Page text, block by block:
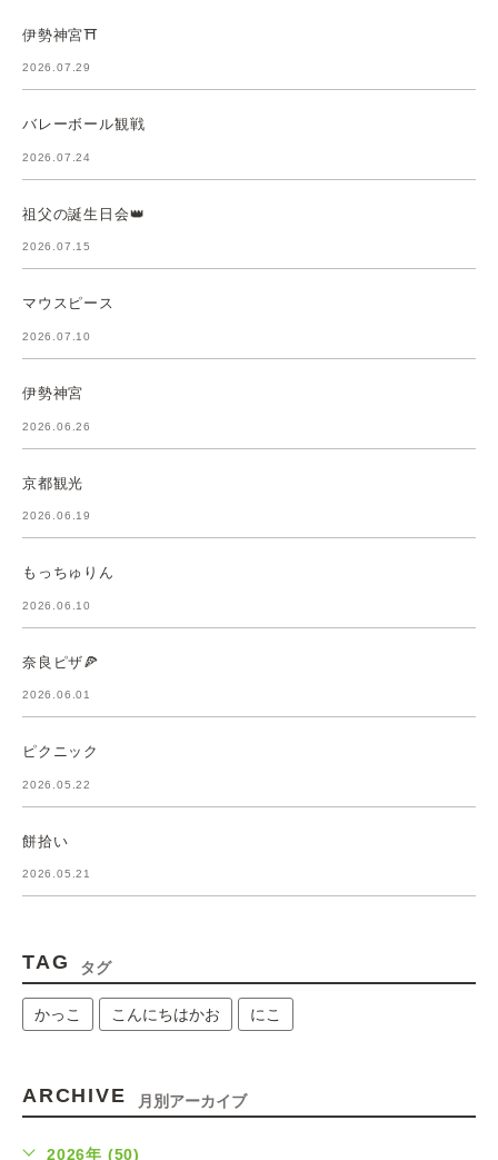
伊勢神宮⛩️
2026.07.29
バレーボール観戦
2026.07.24
祖父の誕生日会👑
2026.07.15
マウスピース
2026.07.10
伊勢神宮
2026.06.26
京都観光
2026.06.19
もっちゅりん
2026.06.10
奈良ピザ🍕
2026.06.01
ピクニック
2026.05.22
餅拾い
2026.05.21
TAG タグ
かっこ こんにちはかお にこ
ARCHIVE 月別アーカイブ
2026年 (50)